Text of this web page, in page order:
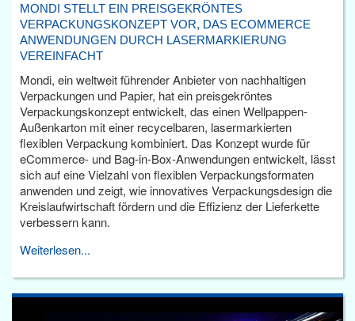
MONDI STELLT EIN PREISGEKRÖNTES
VERPACKUNGSKONZEPT VOR, DAS ECOMMERCE
ANWENDUNGEN DURCH LASERMARKIERUNG
VEREINFACHT
Mondi, ein weltweit führender Anbieter von nachhaltigen
Verpackungen und Papier, hat ein preisgekröntes
Verpackungskonzept entwickelt, das einen Wellpappen-
Außenkarton mit einer recycelbaren, lasermarkierten
flexiblen Verpackung kombiniert. Das Konzept wurde für
eCommerce- und Bag-in-Box-Anwendungen entwickelt, lässt
sich auf eine Vielzahl von flexiblen Verpackungsformaten
anwenden und zeigt, wie innovatives Verpackungsdesign die
Kreislaufwirtschaft fördern und die Effizienz der Lieferkette
verbessern kann.
Weiterlesen...